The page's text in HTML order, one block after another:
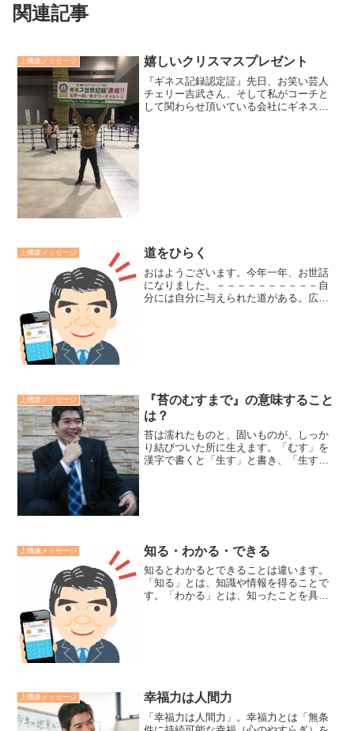
関連記事
上機嫌メッセージ 嬉しいクリスマスプレゼント
『ギネス記録認定証』先日、お笑い芸人
チェリー吉武さん、そして私がコーチと
して関わらせ頂いている会社にギネスブ
上機嫌メッセージ 道をひらく
おはようございます。今年一年、お世話
になりました。－－－－－－－－－－自
分には自分に与えられた道がある。広い
上機嫌メッセージ
『苔のむすまで』の意味すること
は？
苔は濡れたものと、固いものが、しっか
り結びついた所に生えます。「むす」を
漢字で書くと「生す」と書き、「生す」
上機嫌メッセージ 知る・わかる・できる
知るとわかるとできることは違います。
「知る」とは、知識や情報を得ることで
す。「わかる」とは、知ったことを具体
上機嫌メッセージ 幸福力は人間力
「幸福力は人間力」。幸福力とは「無条